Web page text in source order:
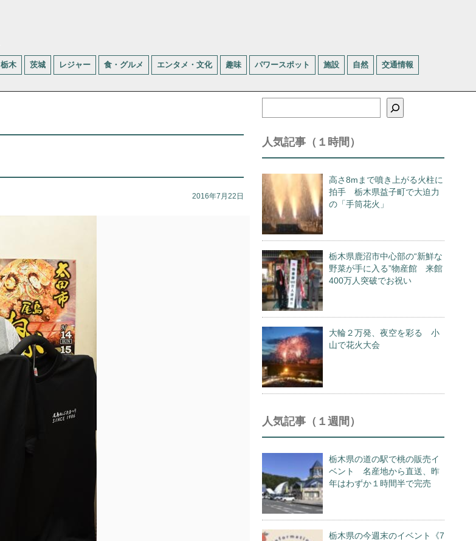
栃木 茨城 レジャー 食・グルメ エンタメ・文化 趣味 パワースポット 施設 自然 交通情報
2016年7月22日
索
人気記事（１時間）
高さ8mまで噴き上がる火柱に
拍手 栃木県益子町で大迫力
の「手筒花火」
栃木県鹿沼市中心部の“新鮮な
野菜が手に入る”物産館 来館
400万人突破でお祝い
大輪２万発、夜空を彩る 小
山で花火大会
人気記事（１週間）
栃木県の道の駅で桃の販売イ
ベント 名産地から直送、昨
年はわずか１時間半で完売
栃木県の今週末のイベント《7